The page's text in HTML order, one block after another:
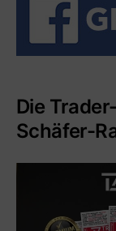
Die
Schäfer-